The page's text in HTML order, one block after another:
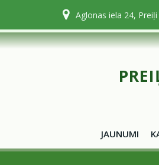
content
Aglonas iela 24, Preiļi
JAUNUMI